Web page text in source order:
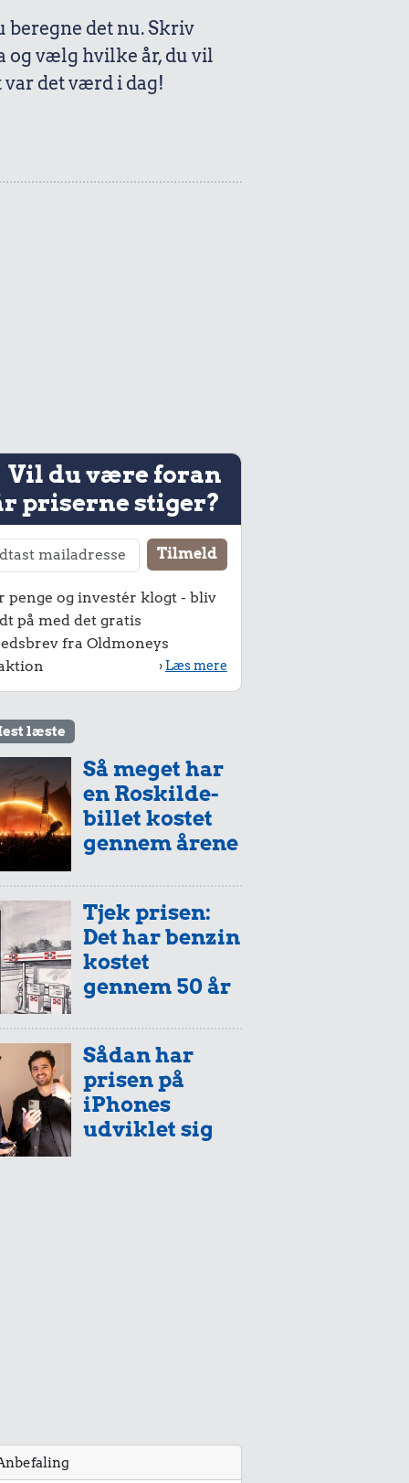
beregne det nu. Skriv
og vælg hvilke år, du vil
det værd i dag!
Vil du være foran
priserne stiger?
penge og investér klogt - bliv
på med det gratis
fra Oldmoneys
› Læs mere
læste
Så meget har
en Roskilde-
billet kostet
gennem årene
Tjek prisen:
Det har benzin
kostet
gennem 50 år
Sådan har
prisen på
iPhones
udviklet sig